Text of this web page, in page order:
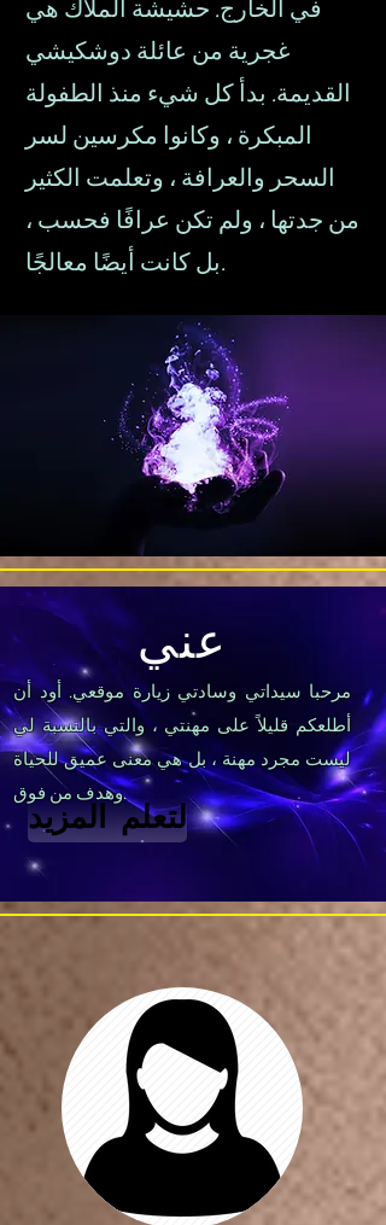
في الخارج. حشيشة الملاك هي
غجرية من عائلة دوشكيشي
القديمة. بدأ كل شيء منذ الطفولة
المبكرة ، وكانوا مكرسين لسر
السحر والعرافة ، وتعلمت الكثير
من جدتها ، ولم تكن عرافًا فحسب ،
بل كانت أيضًا معالجًا.
عني
مرحبا سيداتي وسادتي زيارة موقعي. أود أن
أطلعكم قليلاً على مهنتي ، والتي بالنسبة لي
ليست مجرد مهنة ، بل هي معنى عميق للحياة
وهدف من فوق.
لتعلم المزيد